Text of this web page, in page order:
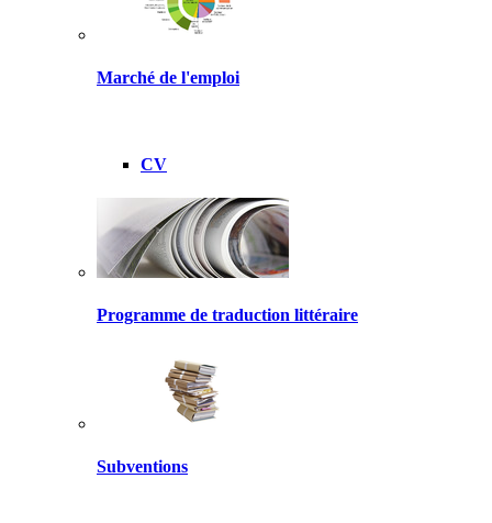
Marché de l'emploi
CV
Programme de traduction littéraire
Subventions